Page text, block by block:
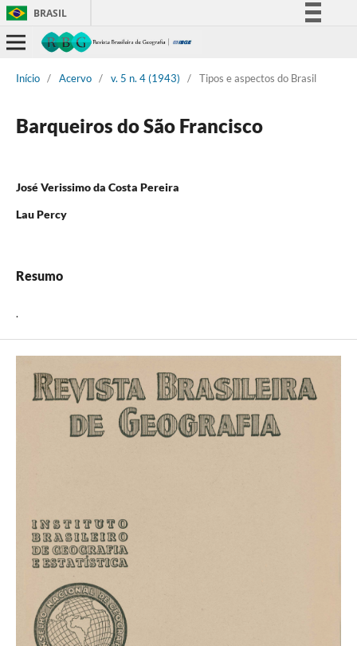
BRASIL
Participe
Legislação
Início / Acervo / v. 5 n. 4 (1943) / Tipos e aspectos do Brasil
Barqueiros do São Francisco
José Verissimo da Costa Pereira
Lau Percy
Resumo
.